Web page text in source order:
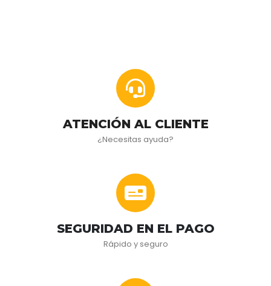
ATENCIÓN AL CLIENTE
¿Necesitas ayuda?
SEGURIDAD EN EL PAGO
Rápido y seguro